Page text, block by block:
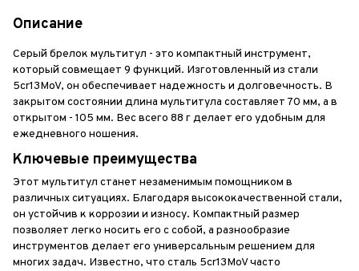
Описание
Серый брелок мультитул - это компактный инструмент,
который совмещает 9 функций. Изготовленный из стали
5cr13MoV, он обеспечивает надежность и долговечность. В
закрытом состоянии длина мультитула составляет 70 мм, а в
открытом - 105 мм. Вес всего 88 г делает его удобным для
ежедневного ношения.
Ключевые преимущества
Этот мультитул станет незаменимым помощником в
различных ситуациях. Благодаря высококачественной стали,
он устойчив к коррозии и износу. Компактный размер
позволяет легко носить его с собой, а разнообразие
инструментов делает его универсальным решением для
многих задач. Известно, что сталь 5cr13MoV часто